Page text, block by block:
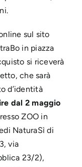
sul sito
in piazza
si riceverà
che sarà
d’identità
dal 2 maggio
ZOO in
NaturaSì di
via
23/2),